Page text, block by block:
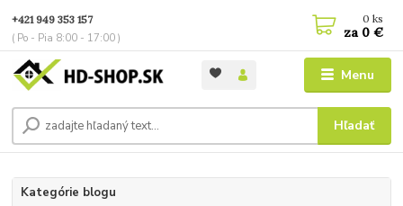
Menu
Hľadať
+421 949 353 157
( Po - Pia 8:00 - 17:00 )
0ks
za0 €
Kategórie blogu